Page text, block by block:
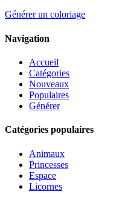
Générer un coloriage
Navigation
Accueil
Catégories
Nouveaux
Populaires
Générer
Catégories populaires
Animaux
Princesses
Espace
Licornes